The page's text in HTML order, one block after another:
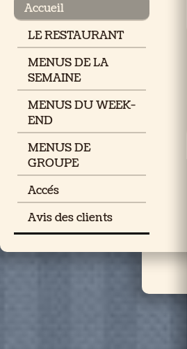
Accueil
LE RESTAURANT
MENUS DE LA
SEMAINE
MENUS DU WEEK-
END
MENUS DE
GROUPE
Accés
Avis des clients